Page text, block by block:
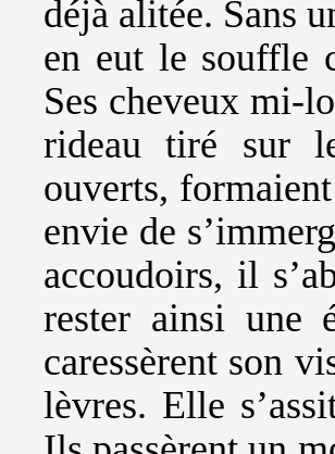
déjà alitée. Sans
en eut le souffle
Ses cheveux mi-
rideau tiré sur
ouverts,
envie de
accoudoirs, il
rester ainsi une
caressèrent son
lèvres. Elle